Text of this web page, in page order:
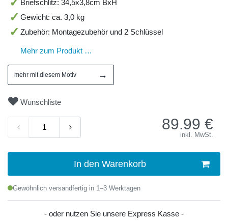
Briefschlitz: 34,5x3,8cm BxH
Gewicht: ca. 3,0 kg
Zubehör: Montagezubehör und 2 Schlüssel
Mehr zum Produkt …
mehr mit diesem Motiv →
Wunschliste
89.99 €
inkl. MwSt.
In den Warenkorb
Gewöhnlich versandfertig in 1–3 Werktagen
- oder nutzen Sie unsere Express Kasse -